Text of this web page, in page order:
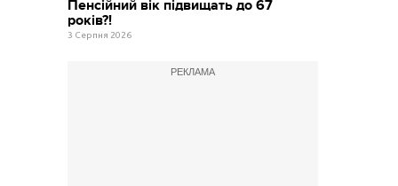
Пенсійний вік підвищать до 67
років?!
3 Серпня 2026
РЕКЛАМА